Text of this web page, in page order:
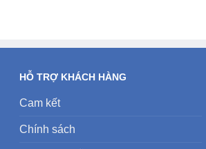
HỖ TRỢ KHÁCH HÀNG
Cam kết
Chính sách